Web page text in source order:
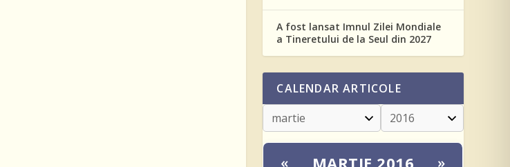
A fost lansat Imnul Zilei Mondiale
a Tineretului de la Seul din 2027
CALENDAR ARTICOLE
« MARTIE 2016 »